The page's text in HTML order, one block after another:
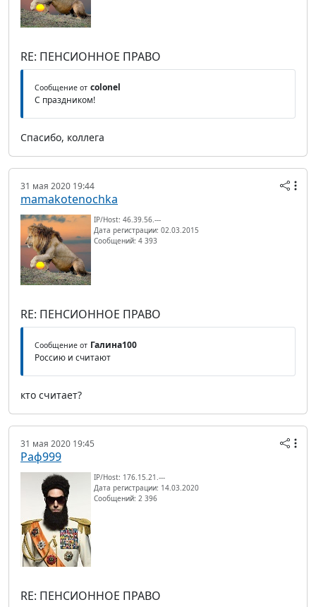
RE: ПЕНСИОННОЕ ПРАВО
Сообщение от colonel
С праздником!
Спасибо, коллега
31 мая 2020 19:44
mamakotenochka
IP/Host: 46.39.56.---
Дата регистрации: 02.03.2015
Сообщений: 4 393
RE: ПЕНСИОННОЕ ПРАВО
Сообщение от Галина100
Россию и считают
кто считает?
31 мая 2020 19:45
Раф999
IP/Host: 176.15.21.---
Дата регистрации: 14.03.2020
Сообщений: 2 396
RE: ПЕНСИОННОЕ ПРАВО